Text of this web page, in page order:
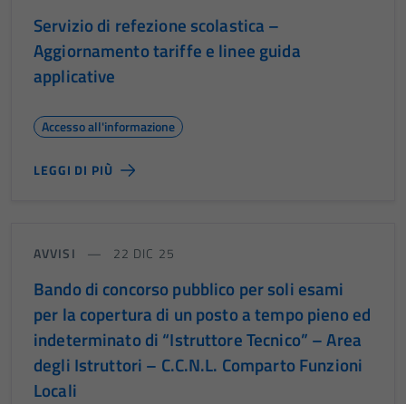
Servizio di refezione scolastica –
Aggiornamento tariffe e linee guida
applicative
Accesso all'informazione
LEGGI DI PIÙ
AVVISI 22 DIC 25
Bando di concorso pubblico per soli esami
per la copertura di un posto a tempo pieno ed
indeterminato di “Istruttore Tecnico” – Area
degli Istruttori – C.C.N.L. Comparto Funzioni
Locali